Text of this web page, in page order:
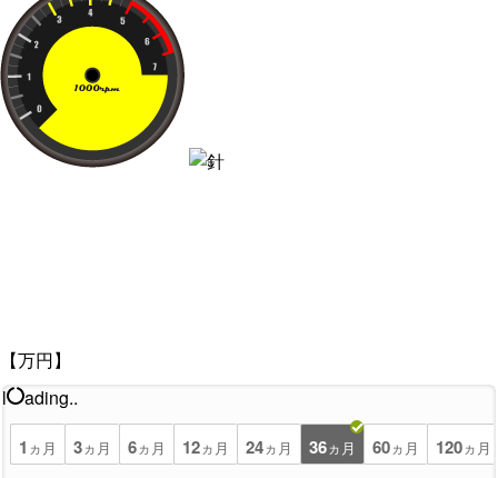
【万円】
l
ading..
1 ヵ月 3ヵ月 6ヵ月 12ヵ月 24ヵ月 36ヵ月 60ヵ月 120ヵ月